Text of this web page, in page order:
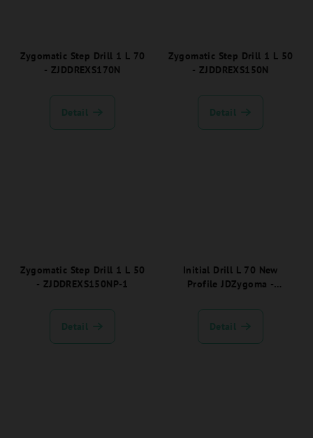
Zygomatic Step Drill 1 L 70
- ZJDDREXS170N
Detail
Zygomatic Step Drill 1 L 50
- ZJDDREXS150N
Detail
Zygomatic Step Drill 1 L 50
- ZJDDREXS150NP-1
Detail
Initial Drill L 70 New
Profile JDZygoma -
Detail